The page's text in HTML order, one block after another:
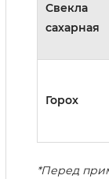
Свекла
сахарная
Горох
*Перед